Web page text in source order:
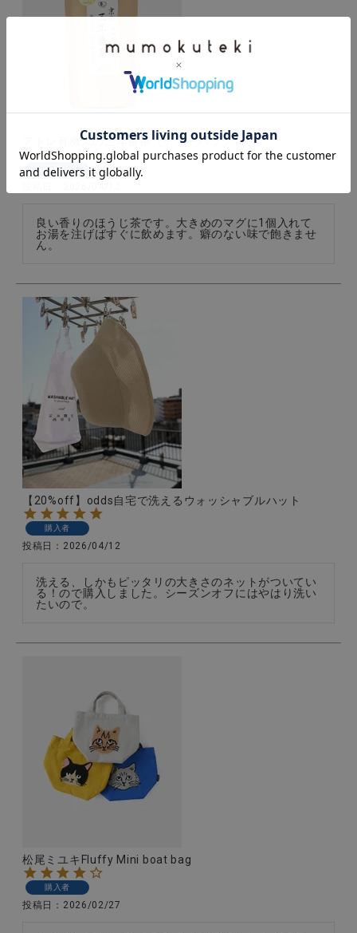
アトレ有機京の三年番茶（ティーバック）
購入者
良い香りのほうじ茶です。大きめのマグに1個入れて
お湯を注げばすぐに飲めます。癖のない味で飽きませ
ん。
【20%off】odds自宅で洗えるウォッシャブルハット
購入者
投稿日 2026/04/12
洗える、しかもピッタリの大きさのネットがついてい
る！ので購入しました。シーズンオフにはやはり洗い
たいので。
松尾ミユキFluffy Mini boat bag
購入者
投稿日 2026/02/27